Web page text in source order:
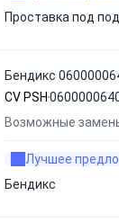
Проставка под
Бендикс
CV PSH
Возможные
Лучшее
Бендикс